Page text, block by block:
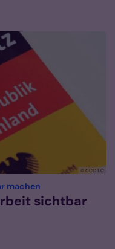
© CCO 1.0
machen
sichtbar